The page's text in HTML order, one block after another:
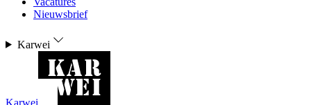
Nieuwsbrief
Karwei
Karwei